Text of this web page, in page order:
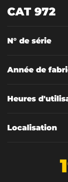
CAT 972
N° de série
Année de
Heures
Localisation